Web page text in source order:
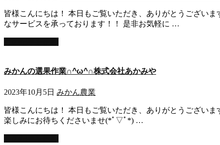
皆様こんにちは！ 本日もご覧いただき、ありがとうござい
なサービスを承っております！！ 是非お気軽に …
みかんの選果作業∩^ω^∩株式会社あかみや
2023年10月5日 みかん農業
皆様こんにちは！ 本日もご覧いただき、ありがとうござい
楽しみにお待ちくださいませ(*ﾟ▽ﾟ*) …